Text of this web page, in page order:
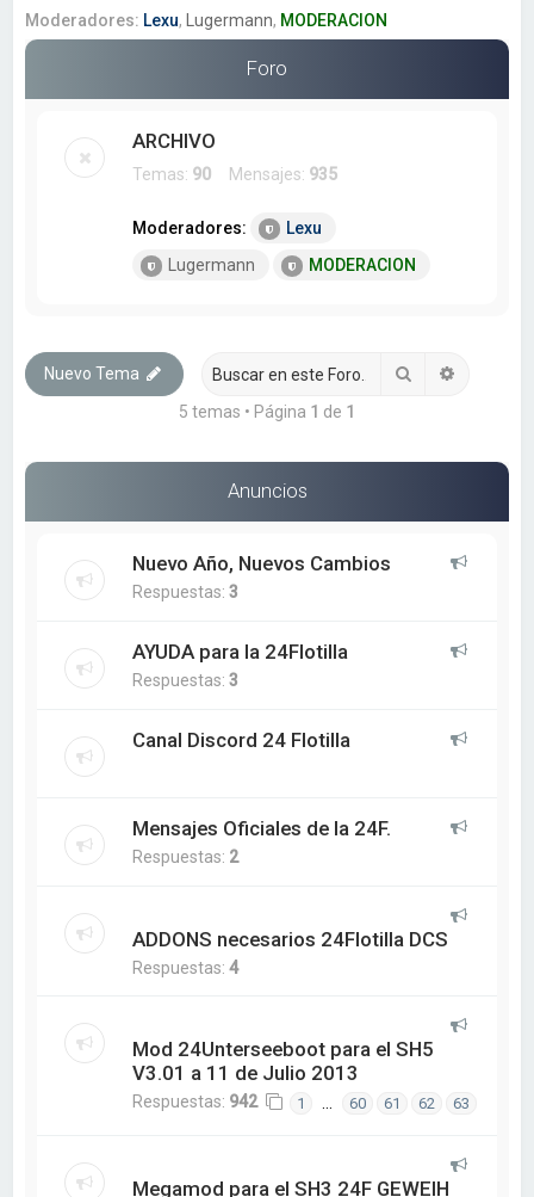
r
Moderadores: Lexu, Lugermann, MODERACION
Foro
ARCHIVO
Temas: 90 Mensajes: 935
Moderadores:
Lexu
Lugermann
MODERACION
Nuevo Tema Buscar
5 temas • Página 1 de 1
Anuncios
Nuevo Año, Nuevos Cambios
Respuestas:3
AYUDA para la 24Flotilla
Respuestas:3
Canal Discord 24 Flotilla
Mensajes Oficiales de la 24F.
Respuestas: 2
ADDONS necesarios 24Flotilla DCS
Respuestas:4
Mod 24Unterseeboot para el SH5
V3.01 a 11 de Julio 2013
Respuestas: 942 1 … 60 61 62 63
Megamod para el SH3 24F GEWEIH